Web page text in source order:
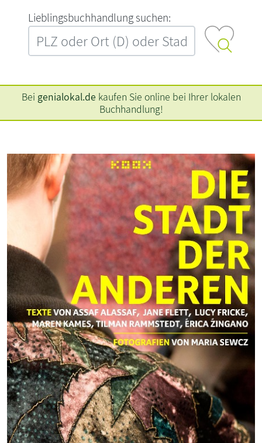
L‍i‍e‍b‍l‍i‍n‍g‍s‍b‍u‍c‍h‍h‍a‍n‍d‍l‍u‍n‍g‍ ‍s‍u‍c‍h‍e‍n‍:‍
Bei genialokal.de kaufen Sie online bei Ihrer lokalen
Buchhandlung!